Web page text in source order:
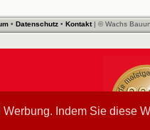
Indem Sie diese
• Datenschutz • Kontakt| © Wachs